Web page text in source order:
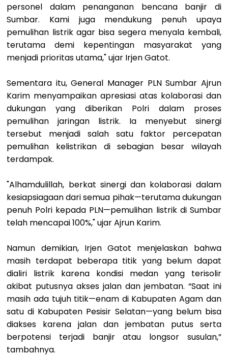
personel dalam penanganan bencana banjir di
Sumbar. Kami juga mendukung penuh upaya
pemulihan listrik agar bisa segera menyala kembali,
terutama demi kepentingan masyarakat yang
menjadi prioritas utama," ujar Irjen Gatot.
Sementara itu, General Manager PLN Sumbar Ajrun
Karim menyampaikan apresiasi atas kolaborasi dan
dukungan yang diberikan Polri dalam proses
pemulihan jaringan listrik. Ia menyebut sinergi
tersebut menjadi salah satu faktor percepatan
pemulihan kelistrikan di sebagian besar wilayah
terdampak.
"Alhamdulillah, berkat sinergi dan kolaborasi dalam
kesiapsiagaan dari semua pihak—terutama dukungan
penuh Polri kepada PLN—pemulihan listrik di Sumbar
telah mencapai 100%," ujar Ajrun Karim.
Namun demikian, Irjen Gatot menjelaskan bahwa
masih terdapat beberapa titik yang belum dapat
dialiri listrik karena kondisi medan yang terisolir
akibat putusnya akses jalan dan jembatan. “Saat ini
masih ada tujuh titik—enam di Kabupaten Agam dan
satu di Kabupaten Pesisir Selatan—yang belum bisa
diakses karena jalan dan jembatan putus serta
berpotensi terjadi banjir atau longsor susulan,”
tambahnya.